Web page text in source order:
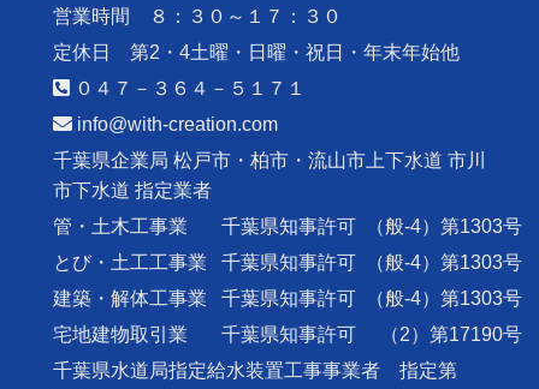
営業時間 ８：３０～１７：３０
定休日 第2・4土曜・日曜・祝日・年末年始他
０４７－３６４－５１７１
info@with-creation.com
千葉県企業局 松戸市・柏市・流山市上下水道 市川
市下水道 指定業者
管・土木工事業
千葉県知事許可
（般-4）第1303号
とび・土工工事業
千葉県知事許可
（般-4）第1303号
建築・解体工事業
千葉県知事許可
（般-4）第1303号
宅地建物取引業
千葉県知事許可
（2）第17190号
千葉県水道局指定給水装置工事事業者 指定第